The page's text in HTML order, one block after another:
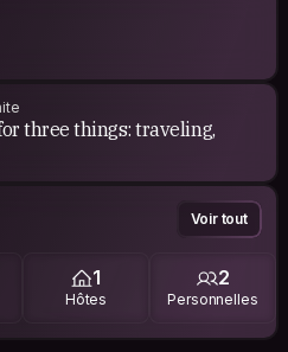
three things: traveling,
Voir tout
1
Hôtes
2
Personnelles